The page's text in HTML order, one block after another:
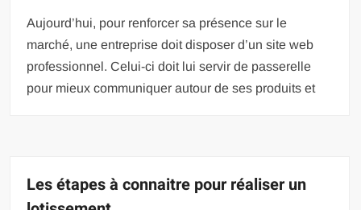
Aujourd’hui, pour renforcer sa présence sur le
marché, une entreprise doit disposer d’un site web
professionnel. Celui-ci doit lui servir de passerelle
pour mieux communiquer autour de ses produits et
Les étapes à connaitre pour réaliser un